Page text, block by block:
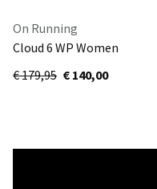
On Running
Cloud 6 WP Women
€ 179,95 € 140,00